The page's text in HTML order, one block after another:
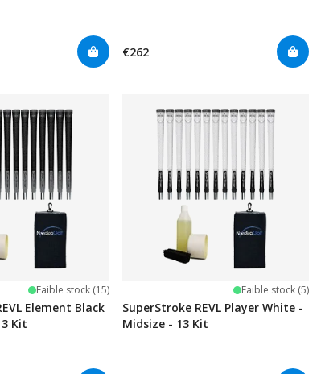
€262
Faible stock (15)
Element Black
Kit
Faible stock (5)
SuperStroke REVL Player White -
Midsize - 13 Kit